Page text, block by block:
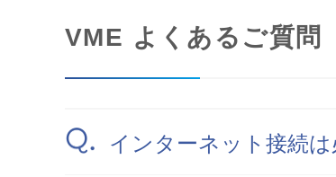
VME よくあるご質問
インターネット接続は